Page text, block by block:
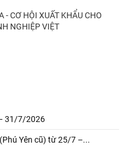
- CƠ HỘI XUẤT KHẨU CHO
NGHIỆP VIỆT
31/7/2026
Yên cũ) từ 25/7 –...